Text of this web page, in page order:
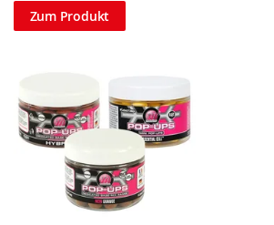
Zum Produkt